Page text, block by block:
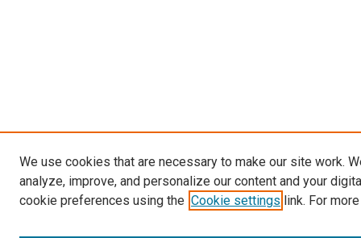
We use cookies that are necessary to make our site work.
analyze, improve, and personalize our content and your
cookie preferences using the Cookie settings link. For